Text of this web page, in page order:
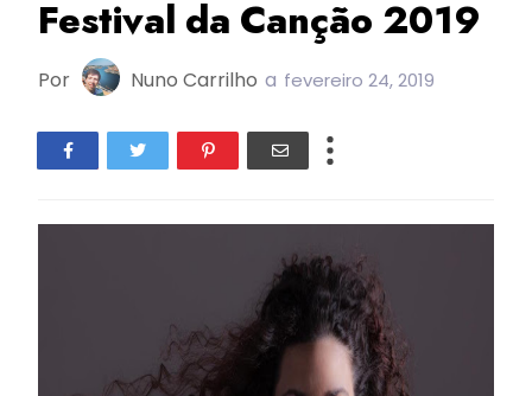
Festival da Canção 2019
Por Nuno Carrilho a fevereiro 24, 2019